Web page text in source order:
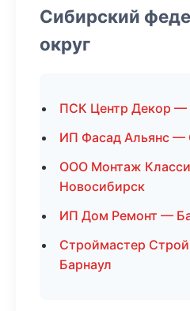
Сибирский
округ
ПСК Центр Декор —
ИП Фасад Альянс —
ООО Монтаж
Новосибирск
ИП Дом Ремонт —
Строймастер
Барнаул